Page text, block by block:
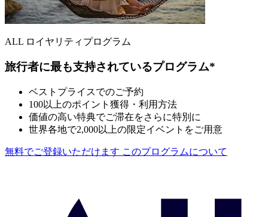
ALL ロイヤリティプログラム
旅行者に最も支持されているプログラム*
ベストプライスでのご予約
100以上のポイント獲得・利用方法
価値の高い特典でご滞在をさらに特別に
世界各地で2,000以上の限定イベントをご用意
無料でご登録いただけます このプログラムについて